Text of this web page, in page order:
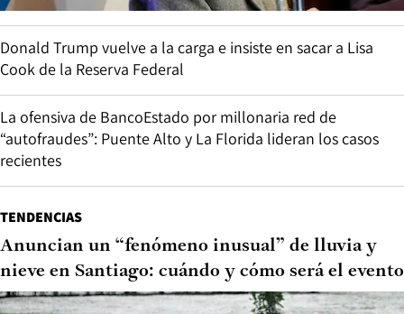
Donald Trump vuelve a la carga e insiste en sacar a Lisa
Cook de la Reserva Federal
La ofensiva de BancoEstado por millonaria red de
“autofraudes”: Puente Alto y La Florida lideran los casos
recientes
TENDENCIAS
Anuncian un “fenómeno inusual” de lluvia y
nieve en Santiago: cuándo y cómo será el evento